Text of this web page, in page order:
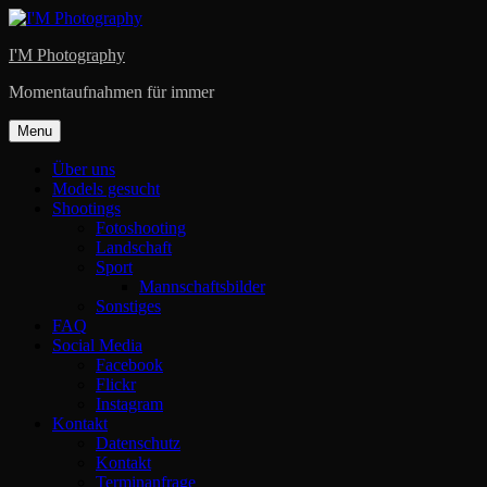
Skip
content
I'M Photography
Momentaufnahmen für immer
Menu
Über uns
Models gesucht
Shootings
Fotoshooting
Landschaft
Sport
Mannschaftsbilder
Sonstiges
FAQ
Social Media
Facebook
Flickr
Instagram
Kontakt
Datenschutz
Kontakt
Terminanfrage